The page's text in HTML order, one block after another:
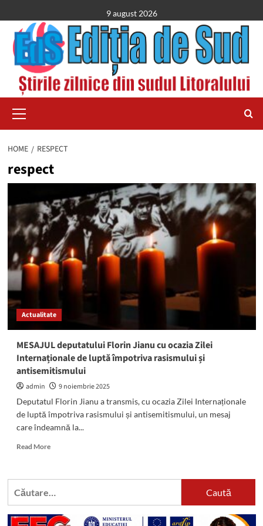
to
content
9 august 2026
Menu
HOME RESPECT
respect
Actualitate
MESAJUL deputatului Florin Jianu cu ocazia Zilei
Internaționale de luptă împotriva rasismului și
antisemitismului
admin
9 noiembrie 2025
Deputatul Florin Jianu a transmis, cu ocazia Zilei Internaționale
de luptă împotriva rasismului și antisemitismului, un mesaj
care îndeamnă la...
Read MoreRead
MESAJUL
cu
Caută